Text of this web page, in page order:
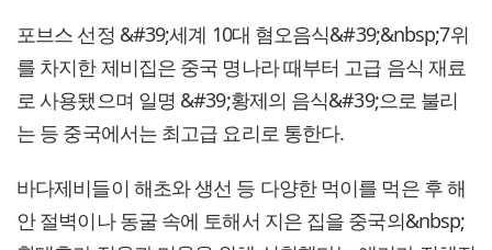
포브스 선정 &#39;세계 10대 혐오음식&#39;&nbsp;7위
를 차지한 제비집은 중국 명나라 때부터 고급 음식 재료
로 사용됐으며 일명 &#39;황제의 음식&#39;으로 불리
는 등 중국에서는 최고급 요리로 통한다.
바다제비들이 해초와 생선 등 다양한 먹이를 먹은 후 해
안 절벽이나 동굴 속에 토해서 지은 집을 중국의&nbsp;